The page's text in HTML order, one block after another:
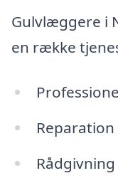
Gulvlæggere i
en række